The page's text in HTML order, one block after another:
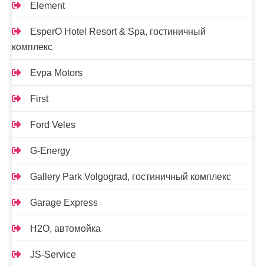
Element
EsperO Hotel Resort & Spa, гостиничный
комплекс
Evpa Motors
First
Ford Veles
G-Energy
Gallery Park Volgograd, гостиничный комплекс
Garage Express
H2O, автомойка
JS-Service